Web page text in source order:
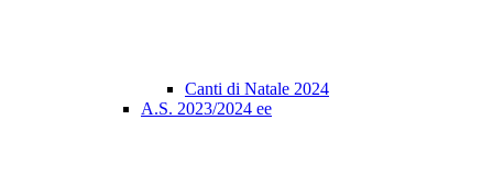
Canti di Natale 2024
A.S. 2023/2024 ee